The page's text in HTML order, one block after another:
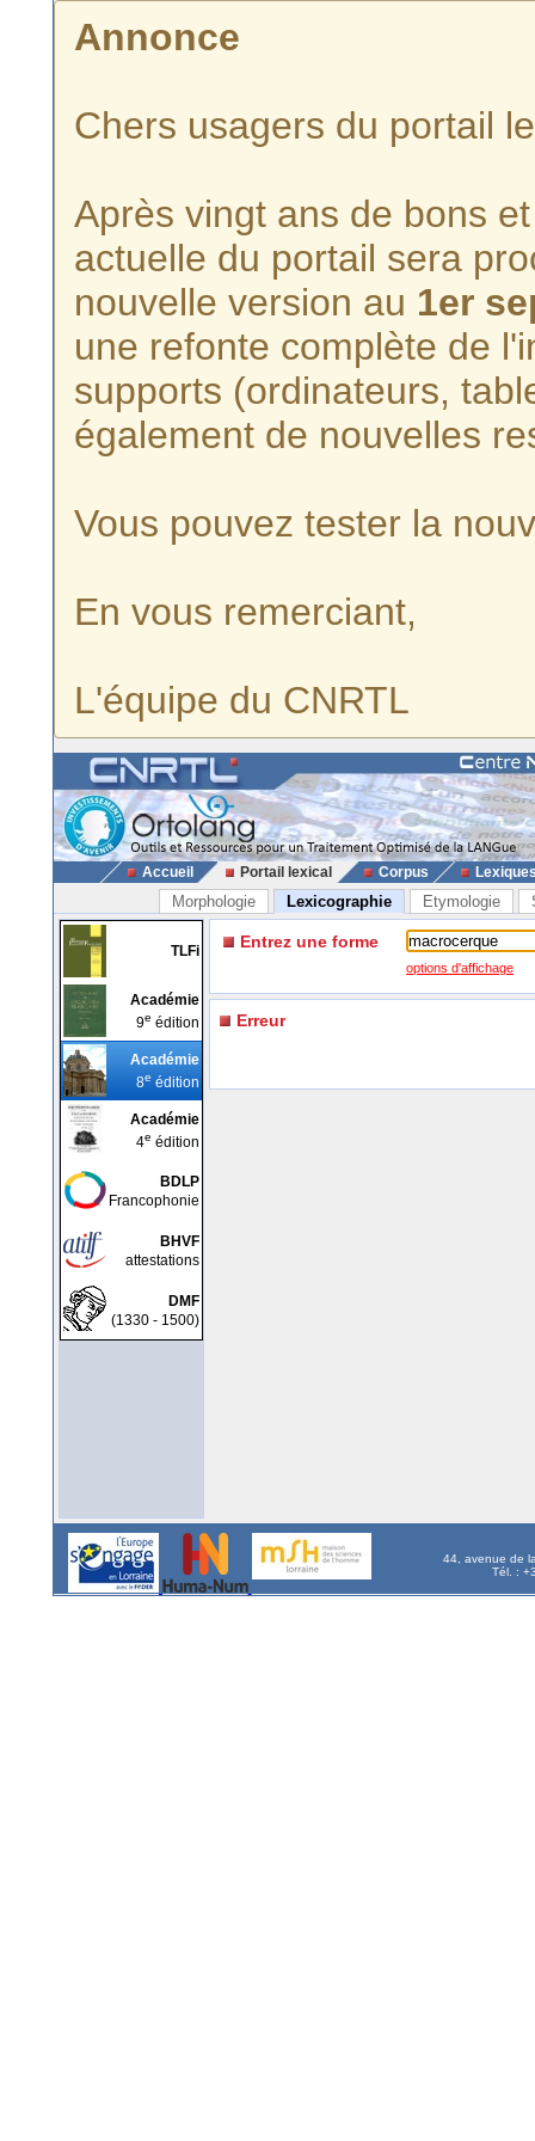
Annonce
Chers usagers du portail
Après vingt ans de bons
actuelle du portail sera
nouvelle version au 1er
une refonte complète de
supports (ordinateurs,
également de nouvelles
Vous pouvez tester la
En vous remerciant,
L'équipe du CNRTL
Accueil Portail lexical Corpus
Morphologie Lexicographie Etymologie
TLFi
Académie
9e édition
Académie
8e édition
Académie
4e édition
BDLP
Francophonie
BHVF
attestations
DMF
(1330 - 1500)
Entrez une forme
options d'affichage
Erreur
44, avenue de
Tél. :